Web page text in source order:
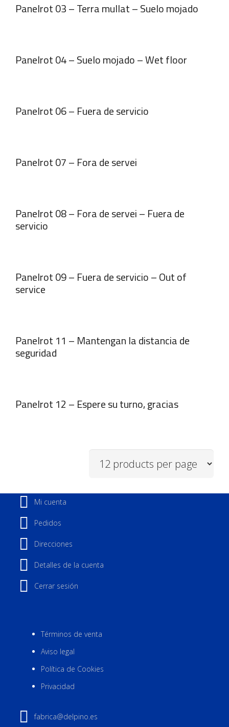
Panelrot 03 – Terra mullat – Suelo mojado
Panelrot 04 – Suelo mojado – Wet floor
Panelrot 06 – Fuera de servicio
Panelrot 07 – Fora de servei
Panelrot 08 – Fora de servei – Fuera de
servicio
Panelrot 09 – Fuera de servicio – Out of
service
Panelrot 11 – Mantengan la distancia de
seguridad
Panelrot 12 – Espere su turno, gracias
Mi cuenta
Pedidos
Direcciones
Detalles de la cuenta
Cerrar sesión
Términos de venta
Aviso legal
Política de Cookies
Privacidad
fabrica@delpino.es